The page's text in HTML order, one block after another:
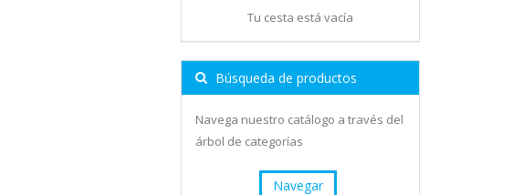
Tu cesta está vacía
Búsqueda de productos
Navega nuestro catálogo a través del
árbol de categorías
Navegar